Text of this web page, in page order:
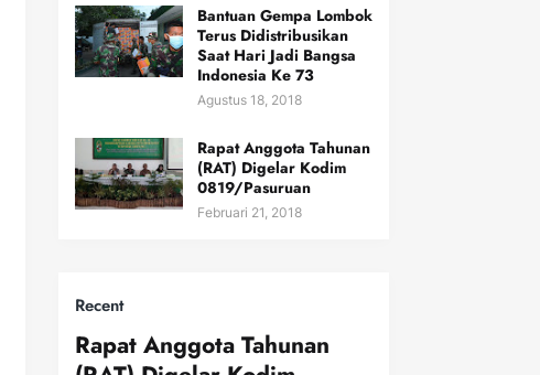
Bantuan Gempa Lombok
Terus Didistribusikan
Saat Hari Jadi Bangsa
Indonesia Ke 73
Agustus 18, 2018
Rapat Anggota Tahunan
(RAT) Digelar Kodim
0819/Pasuruan
Februari 21, 2018
Recent
Rapat Anggota Tahunan